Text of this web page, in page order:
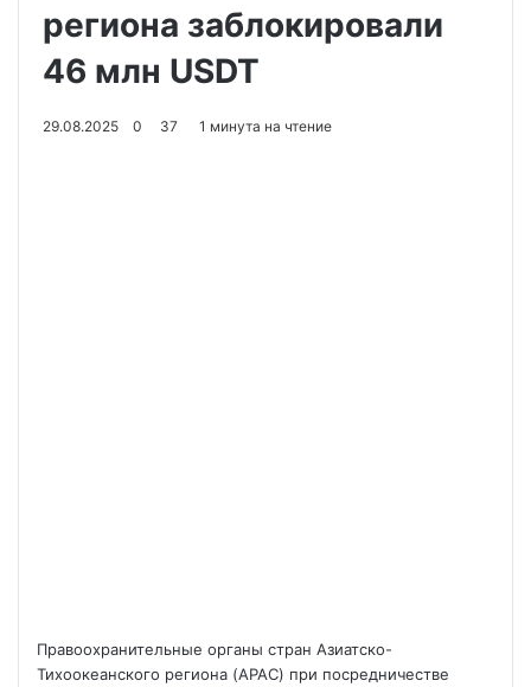
региона заблокировали
46 млн USDT
29.08.2025 0 37 1 минута на чтение
Правоохранительные органы стран Азиатско-
Тихоокеанского региона (APAC) при посредничестве